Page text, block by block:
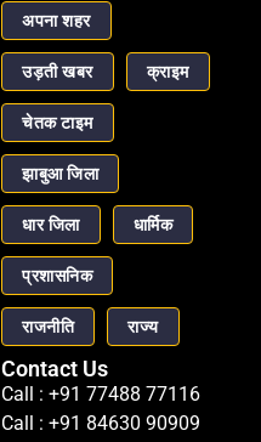
अपना शहर
उड़ती खबर क्राइम
चेतक टाइम
झाबुआ जिला
धार जिला धार्मिक
प्रशासनिक
राजनीति राज्य
Contact Us
Call : +91 77488 77116
Call : +91 84630 90909